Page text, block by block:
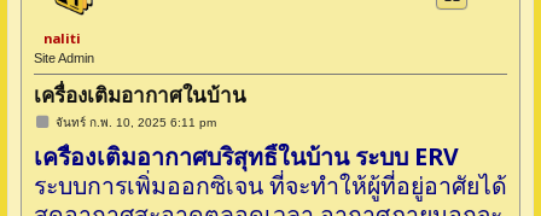
naliti
Site Admin
เครื่องเติมอากาศในบ้าน
โ
ส
ต์
จันทร์ ก.พ. 10, 2025 6:11 pm
เครื่องเติมอากาศบริสุทธิ์ในบ้าน ระบบ ERV
ระบบการเพิ่มออกซิเจน ที่จะทำให้ผู้ที่อยู่อาศัยได้